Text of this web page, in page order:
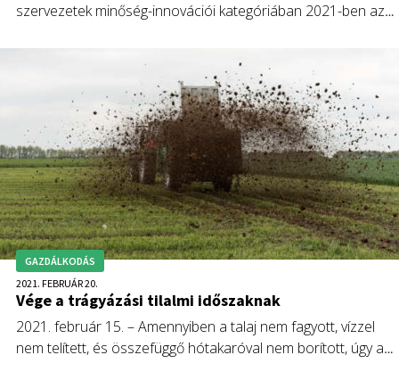
szervezetek minőség-innovációi kategóriában 2021-ben az
Költség- és Környezetkímélő Trágyázási Szaktanácsadási
Rendszere nyerte el a Minőség-Innováció díjat, és ezzel
szerzett a nemzetközi pályázaton való részvételre. A
rendszer biztonságosan, a környezet értékeinek
megőrzésével teszi lehetővé nagy tervezett termésszintek
elérését, hozzájárulva a területegységre vonatkoztatott
bevételek maximalizálásához.
GAZDÁLKODÁS
2021. FEBRUÁR 20.
Vége a trágyázási tilalmi időszaknak
2021. február 15. – Amennyiben a talaj nem fagyott, vízzel
nem telített, és összefüggő hótakaróval nem borított, úgy a